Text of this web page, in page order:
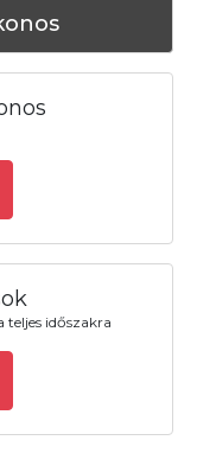
teljes időszakra